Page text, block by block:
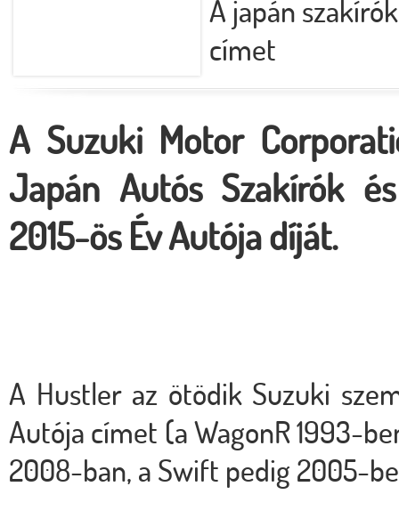
A japán
címet
A Suzuki Motor
Japán Autós Szakírók
2015-ös Év Autója díját.
A Hustler az ötödik Suzuki
Autója címet (a WagonR 1993-
2008-ban, a Swift pedig 2005-